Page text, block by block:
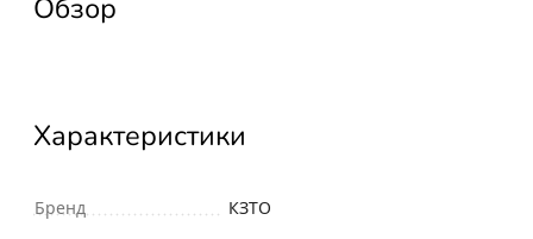
Обзор
Характеристики
Бренд
КЗТО